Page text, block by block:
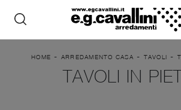
HOME - ARREDAMENTO CASA - TAVOLI -
TAVOLI IN